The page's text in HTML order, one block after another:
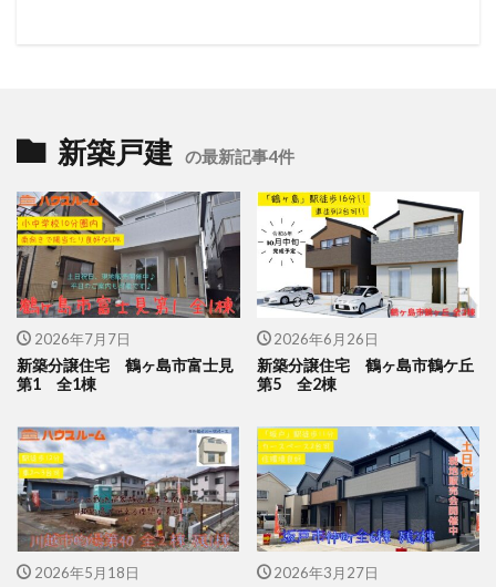
新築戸建 の最新記事4件
2026年7月7日
新築分譲住宅 鶴ヶ島市富士見
第1 全1棟
2026年6月26日
新築分譲住宅 鶴ヶ島市鶴ケ丘
第5 全2棟
2026年5月18日 2026年3月27日